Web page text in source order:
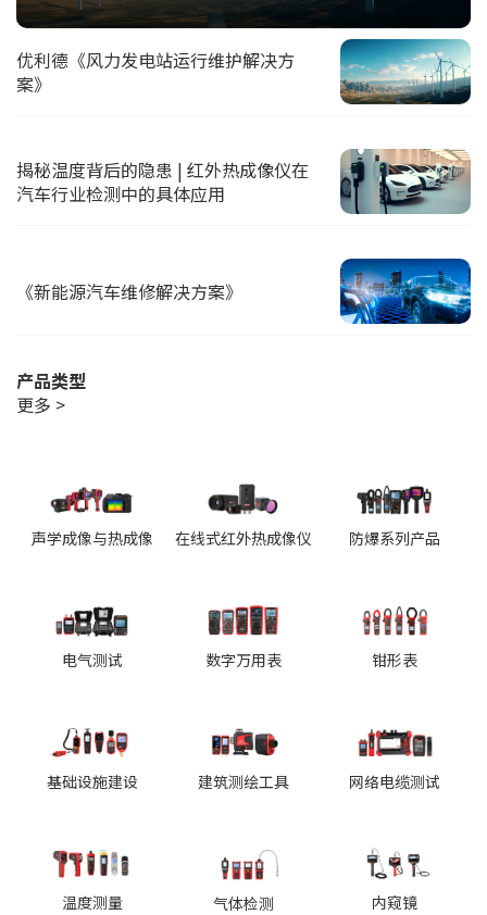
优利德《风力发电站运行维护解决方
案》
揭秘温度背后的隐患 | 红外热成像仪在
汽车行业检测中的具体应用
《新能源汽车维修解决方案》
产品类型
更多 >
声学成像与热成像 在线式红外热成像仪 防爆系列产品
电气测试 数字万用表 钳形表
基础设施建设 建筑测绘工具 网络电缆测试
温度测量 气体检测 内窥镜